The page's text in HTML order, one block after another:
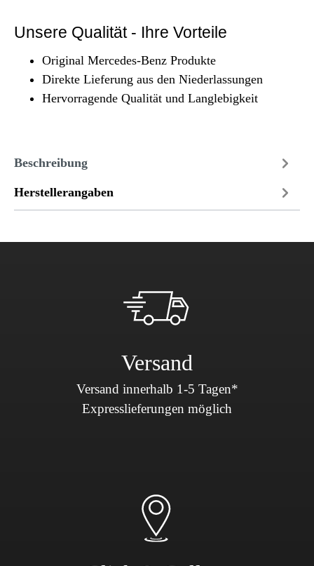
Unsere Qualität - Ihre Vorteile
Original Mercedes-Benz Produkte
Direkte Lieferung aus den Niederlassungen
Hervorragende Qualität und Langlebigkeit
Beschreibung
Herstellerangaben
Versand
Versand innerhalb 1-5 Tagen*
Expresslieferungen möglich